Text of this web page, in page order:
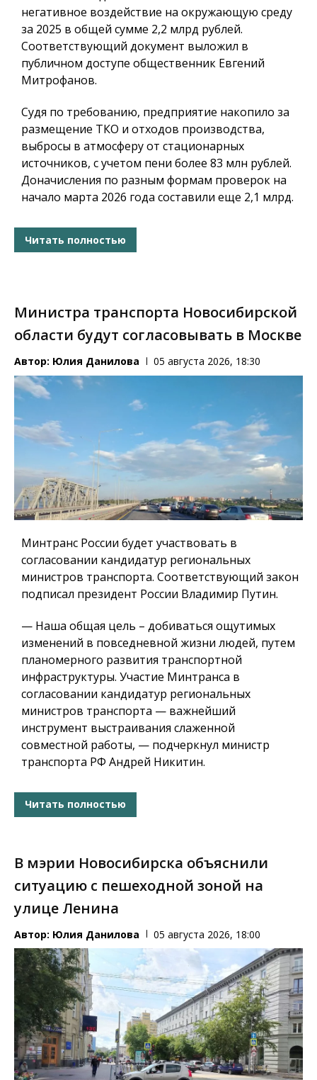
негативное воздействие на окружающую среду
за 2025 в общей сумме 2,2 млрд рублей.
Соответствующий документ выложил в
публичном доступе общественник Евгений
Митрофанов.
Судя по требованию, предприятие накопило за
размещение ТКО и отходов производства,
выбросы в атмосферу от стационарных
источников, с учетом пени более 83 млн рублей.
Доначисления по разным формам проверок на
начало марта 2026 года составили еще 2,1 млрд.
Читать полностью
Министра транспорта Новосибирской
области будут согласовывать в Москве
Автор: Юлия Данилова 05 августа 2026, 18:30
Минтранс России будет участвовать в
согласовании кандидатур региональных
министров транспорта. Соответствующий закон
подписал президент России Владимир Путин.
— Наша общая цель – добиваться ощутимых
изменений в повседневной жизни людей, путем
планомерного развития транспортной
инфраструктуры. Участие Минтранса в
согласовании кандидатур региональных
министров транспорта — важнейший
инструмент выстраивания слаженной
совместной работы, — подчеркнул министр
транспорта РФ Андрей Никитин.
Читать полностью
В мэрии Новосибирска объяснили
ситуацию с пешеходной зоной на
улице Ленина
Автор: Юлия Данилова 05 августа 2026, 18:00